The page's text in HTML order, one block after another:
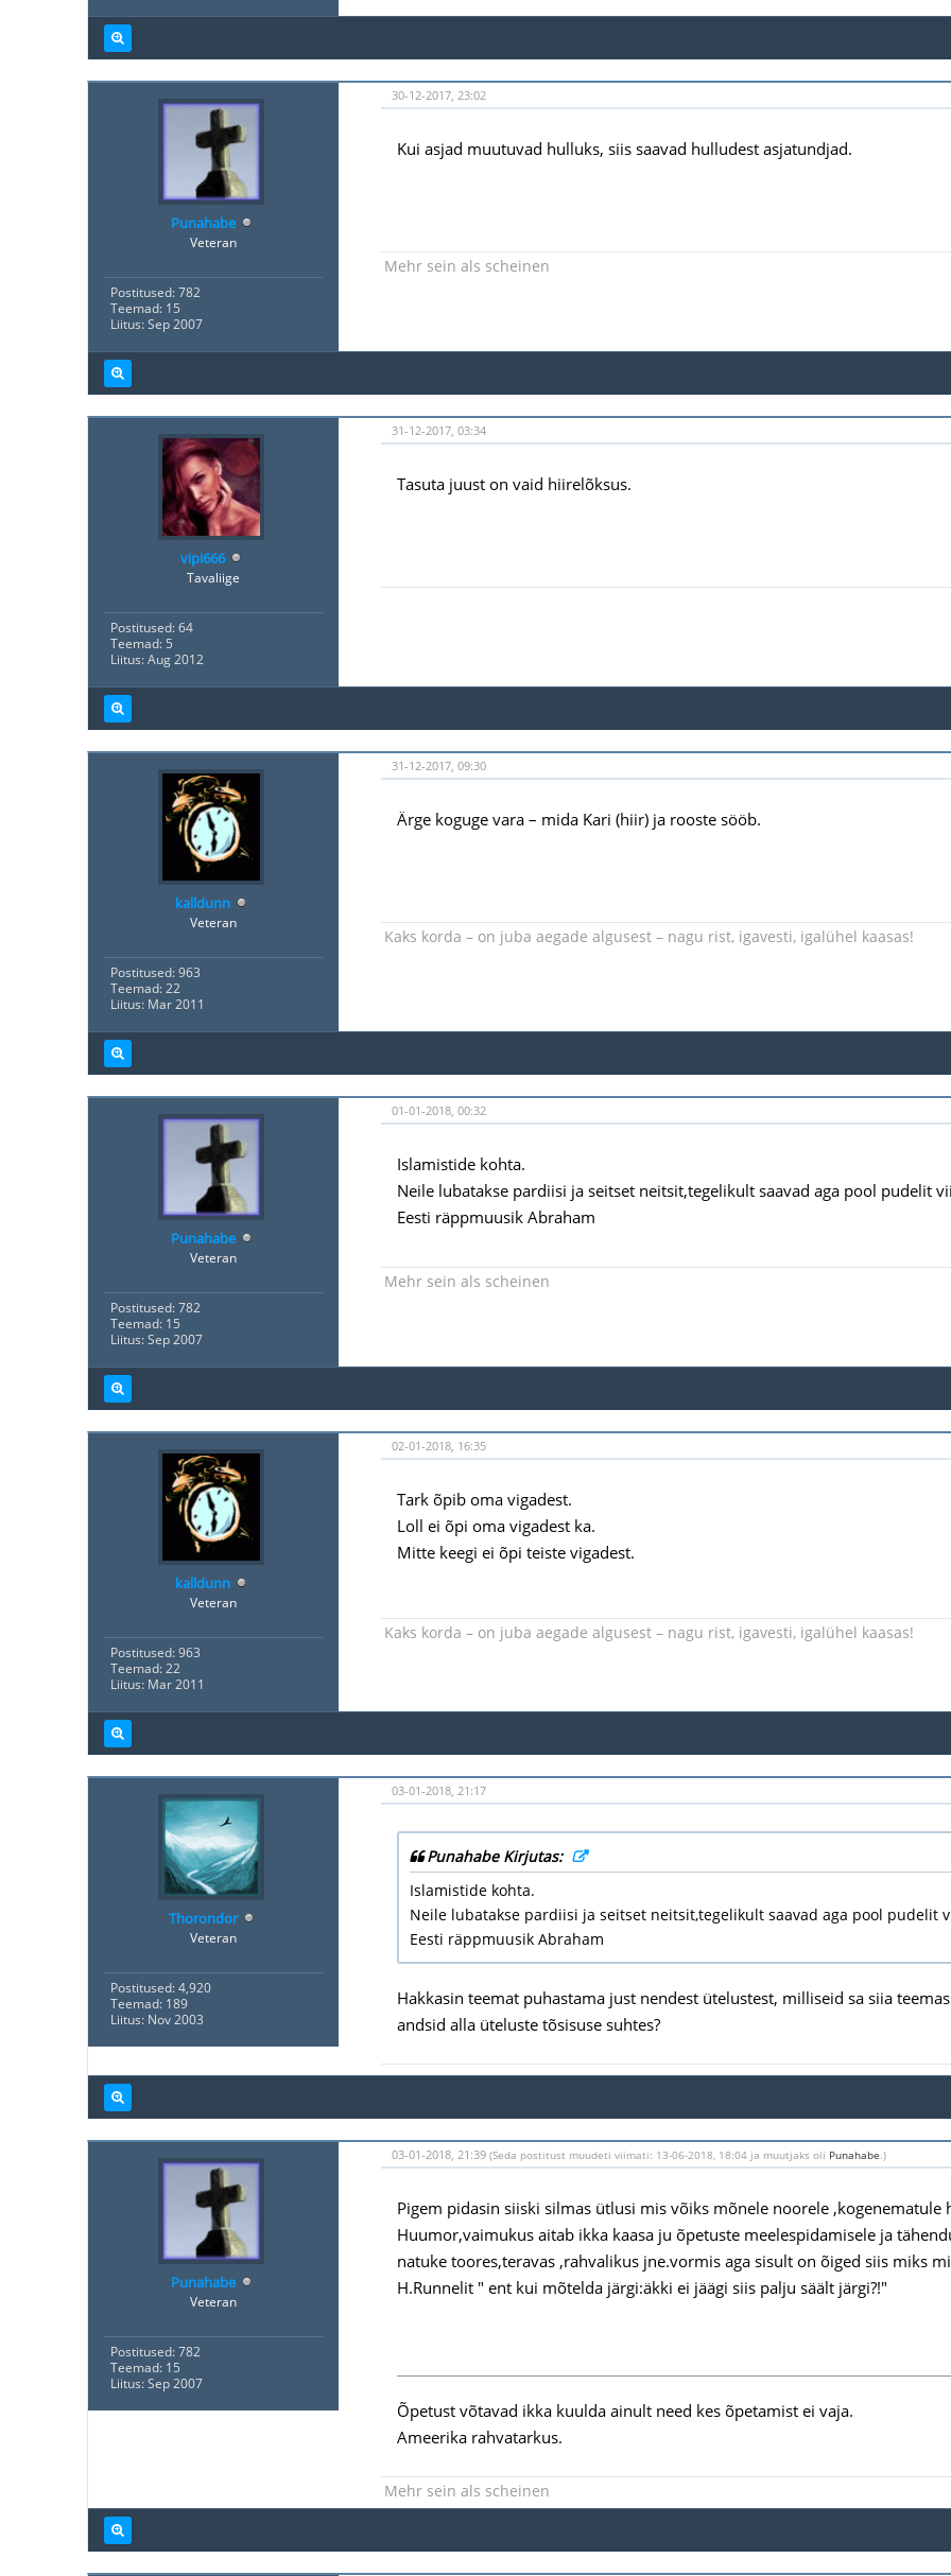
Punahabe
Veteran
Postitused: 782
Teemad: 15
Liitus: Sep 2007
30-12-2017, 23:02
Kui asjad muutuvad hulluks, siis saavad hulludest asjatundjad.
Mehr sein als scheinen
vipi666
Tavaliige
Postitused: 64
Teemad: 5
Liitus: Aug 2012
31-12-2017, 03:34
Tasuta juust on vaid hiirelõksus.
kalldunn
Veteran
Postitused: 963
Teemad: 22
Liitus: Mar 2011
31-12-2017, 09:30
Ärge koguge vara – mida Kari (hiir) ja rooste sööb.
Kaks korda – on juba aegade algusest – nagu rist, igavesti, igalühel kaasas!
Punahabe
Veteran
Postitused: 782
Teemad: 15
Liitus: Sep 2007
01-01-2018, 00:32
Islamistide kohta.
Neile lubatakse pardiisi ja seitset neitsit,tegelikult saavad aga pool pudelit
Eesti räppmuusik Abraham
Mehr sein als scheinen
kalldunn
Veteran
Postitused: 963
Teemad: 22
Liitus: Mar 2011
02-01-2018, 16:35
Tark õpib oma vigadest.
Loll ei õpi oma vigadest ka.
Mitte keegi ei õpi teiste vigadest.
Kaks korda – on juba aegade algusest – nagu rist, igavesti, igalühel kaasas!
Thorondor
Veteran
Postitused: 4,920
Teemad: 189
Liitus: Nov 2003
03-01-2018, 21:17
Punahabe Kirjutas:
Islamistide kohta.
Neile lubatakse pardiisi ja seitset neitsit,tegelikult saavad aga pool pudelit
Eesti räppmuusik Abraham
Hakkasin teemat puhastama just nendest ütelustest, milliseid sa siia
andsid alla üteluste tõsisuse suhtes?
Punahabe
Veteran
Postitused: 782
Teemad: 15
Liitus: Sep 2007
03-01-2018, 21:39 (Seda postitust muudeti viimati: 13-06-2018, 18:04 ja muutjaks oli Punahabe.)
Pigem pidasin siiski silmas ütlusi mis võiks mõnele noorele ,kogenematule
Huumor,vaimukus aitab ikka kaasa ju õpetuste meelespidamisele ja
natuke toores,teravas ,rahvalikus jne.vormis aga sisult on õiged siis miks
H.Runnelit " ent kui mõtelda järgi:äkki ei jäägi siis palju säält järgi?!"
Õpetust võtavad ikka kuulda ainult need kes õpetamist ei vaja.
Ameerika rahvatarkus.
Mehr sein als scheinen